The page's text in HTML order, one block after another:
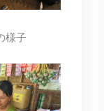
様子